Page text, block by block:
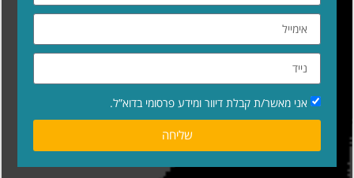
אני מאשר/ת קבלת דיוור ומידע פרסומי בדוא”ל.
שליחה